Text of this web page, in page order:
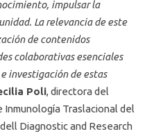
impulsar la
La relevancia de este
de contenidos
colaborativas esenciales
investigación de estas
Poli, directora del
Inmunología Traslacional del
Diagnostic and Research